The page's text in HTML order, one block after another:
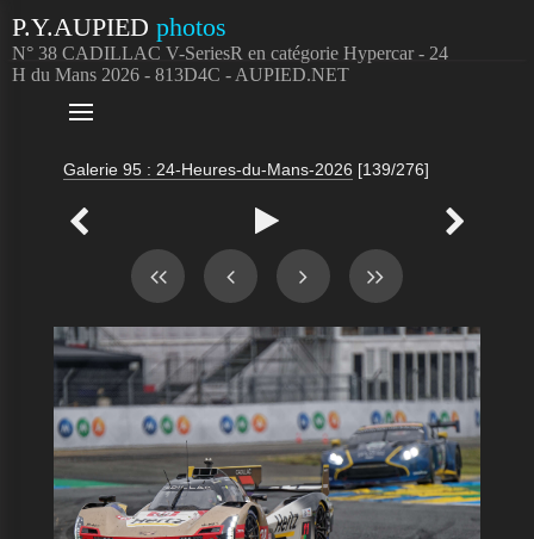
P.Y.AUPIED photos
N° 38 CADILLAC V-SeriesR en catégorie Hypercar - 24
H du Mans 2026 - 813D4C - AUPIED.NET

Galerie 95 : 24-Heures-du-Mans-2026 [139/276]
  